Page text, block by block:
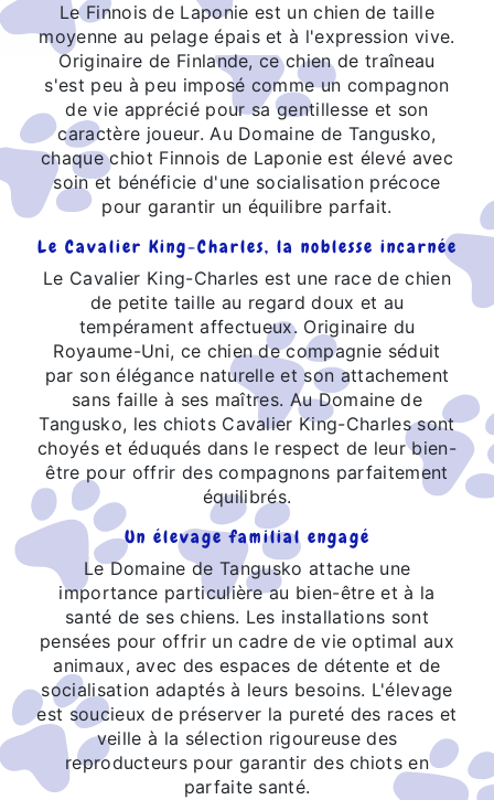
Le Finnois de Laponie est un chien de taille
moyenne au pelage épais et à l'expression vive.
Originaire de Finlande, ce chien de traîneau
s'est peu à peu imposé comme un compagnon
de vie apprécié pour sa gentillesse et son
caractère joueur. Au Domaine de Tangusko,
chaque chiot Finnois de Laponie est élevé avec
soin et bénéficie d'une socialisation précoce
pour garantir un équilibre parfait.
Le Cavalier King-Charles, la noblesse incarnée
Le Cavalier King-Charles est une race de chien
de petite taille au regard doux et au
tempérament affectueux. Originaire du
Royaume-Uni, ce chien de compagnie séduit
par son élégance naturelle et son attachement
sans faille à ses maîtres. Au Domaine de
Tangusko, les chiots Cavalier King-Charles sont
choyés et éduqués dans le respect de leur bien-
être pour offrir des compagnons parfaitement
équilibrés.
Un élevage familial engagé
Le Domaine de Tangusko attache une
importance particulière au bien-être et à la
santé de ses chiens. Les installations sont
pensées pour offrir un cadre de vie optimal aux
animaux, avec des espaces de détente et de
socialisation adaptés à leurs besoins. L'élevage
est soucieux de préserver la pureté des races et
veille à la sélection rigoureuse des
reproducteurs pour garantir des chiots en
parfaite santé.